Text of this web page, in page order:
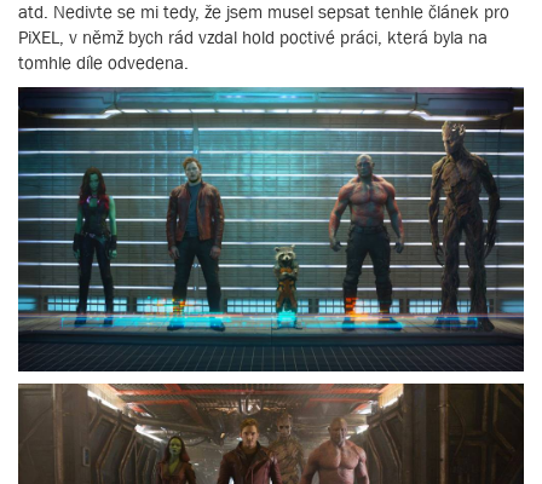
atd. Nedivte se mi tedy, že jsem musel sepsat tenhle článek pro
PiXEL, v němž bych rád vzdal hold poctivé práci, která byla na
tomhle díle odvedena.